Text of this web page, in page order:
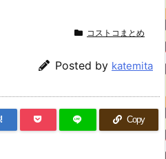
コストコまとめ
Posted by katemita
Copy